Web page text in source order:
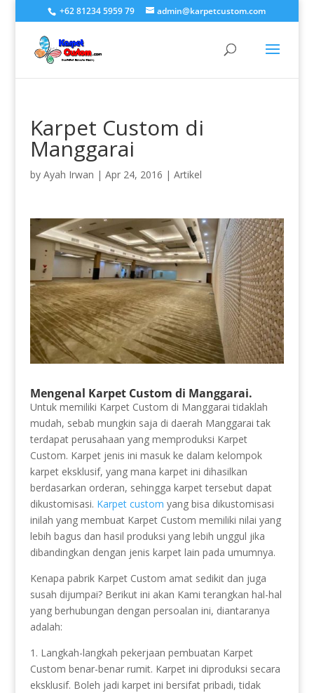
+62 81234 5959 79 admin@karpetcustom.com
Karpet Custom di
Manggarai
by Ayah Irwan | Apr 24, 2016 | Artikel
Mengenal Karpet Custom di Manggarai.
Untuk memiliki Karpet Custom di Manggarai tidaklah
mudah, sebab mungkin saja di daerah Manggarai tak
terdapat perusahaan yang memproduksi Karpet
Custom. Karpet jenis ini masuk ke dalam kelompok
karpet eksklusif, yang mana karpet ini dihasilkan
berdasarkan orderan, sehingga karpet tersebut dapat
dikustomisasi. Karpet custom yang bisa dikustomisasi
inilah yang membuat Karpet Custom memiliki nilai yang
lebih bagus dan hasil produksi yang lebih unggul jika
dibandingkan dengan jenis karpet lain pada umumnya.
Kenapa pabrik Karpet Custom amat sedikit dan juga
susah dijumpai? Berikut ini akan Kami terangkan hal-hal
yang berhubungan dengan persoalan ini, diantaranya
adalah:
1. Langkah-langkah pekerjaan pembuatan Karpet
Custom benar-benar rumit. Karpet ini diproduksi secara
eksklusif. Boleh jadi karpet ini bersifat pribadi, tidak